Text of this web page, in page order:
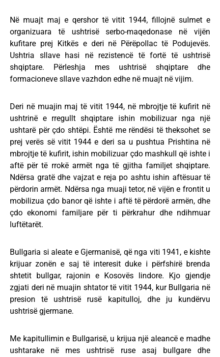
Në muajt maj e qershor të vitit 1944, fillojnë sulmet e
organizuara të ushtrisë serbo-maqedonase në vijën
kufitare prej Kitkës e deri në Përëpollac të Podujevës.
Ushtria sllave hasi në rezistencë të fortë të ushtrisë
shqiptare. Përleshja mes ushtrisë shqiptare dhe
formacioneve sllave vazhdon edhe në muajt në vijim.
Deri në muajin maj të vitit 1944, në mbrojtje të kufirit në
ushtrinë e rregullt shqiptare ishin mobilizuar nga një
ushtarë për çdo shtëpi. Është me rëndësi të theksohet se
prej verës së vitit 1944 e deri sa u pushtua Prishtina në
mbrojtje të kufirit, ishin mobilizuar çdo mashkull që ishte i
aftë për të rrokë armët nga të gjitha familjet shqiptare.
Ndërsa gratë dhe vajzat e reja po ashtu ishin aftësuar të
përdorin armët. Ndërsa nga muaji tetor, në vijën e frontit u
mobilizua çdo banor që ishte i aftë të përdorë armën, dhe
çdo ekonomi familjare për ti përkrahur dhe ndihmuar
luftëtarët.
Bullgaria si aleate e Gjermanisë, që nga viti 1941, e kishte
krijuar zonën e saj të interesit duke i përfshirë brenda
shtetit bullgar, rajonin e Kosovës lindore. Kjo gjendje
zgjati deri në muajin shtator të vitit 1944, kur Bullgaria në
presion të ushtrisë rusë kapitulloj, dhe ju kundërvu
ushtrisë gjermane.
Me kapitullimin e Bullgarisë, u krijua një aleancë e madhe
ushtarake në mes ushtrisë ruse asaj bullgare dhe